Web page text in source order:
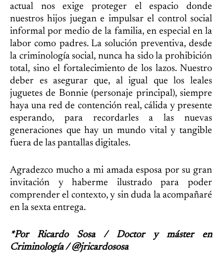
actual nos exige proteger el espacio donde
nuestros hijos juegan e impulsar el control social
informal por medio de la familia, en especial en la
labor como padres. La solución preventiva, desde
la criminología social, nunca ha sido la prohibición
total, sino el fortalecimiento de los lazos. Nuestro
deber es asegurar que, al igual que los leales
juguetes de Bonnie (personaje principal), siempre
haya una red de contención real, cálida y presente
esperando, para recordarles a las nuevas
generaciones que hay un mundo vital y tangible
fuera de las pantallas digitales.
Agradezco mucho a mi amada esposa por su gran
invitación y haberme ilustrado para poder
comprender el contexto, y sin duda la acompañaré
en la sexta entrega.
*Por Ricardo Sosa / Doctor y máster en
Criminología / @jricardososa